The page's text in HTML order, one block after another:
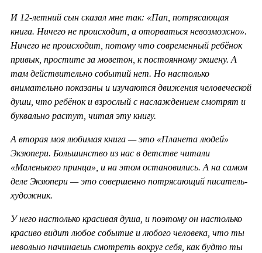
И 12-летний сын сказал мне так: «Пап, потрясающая
книга. Ничего не происходит, а оторваться невозможно».
Ничего не происходит, потому что современный ребёнок
привык, простите за моветон, к постоянному экшену. А
там действительно событий нет. Но настолько
внимательно показаны и изучаются движения человеческой
души, что ребёнок и взрослый с наслаждением смотрят и
буквально растут, читая эту книгу.
А вторая моя любимая книга — это «Планета людей»
Экзюпери. Большинство из нас в детстве читали
«Маленького принца», и на этом остановились. А на самом
деле Экзюпери — это совершенно потрясающий писатель-
художник.
У него настолько красивая душа, и поэтому он настолько
красиво видит любое событие и любого человека, что ты
невольно начинаешь смотреть вокруг себя, как будто ты